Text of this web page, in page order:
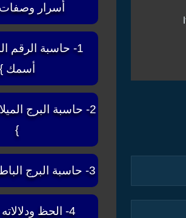
أسرار
1- حاسبة الرقم
أسمك }
2- حاسبة البرج
}
3- حاسبة البرج الباطني { العربي }
4- الحظ ودلالاته { 2022 }